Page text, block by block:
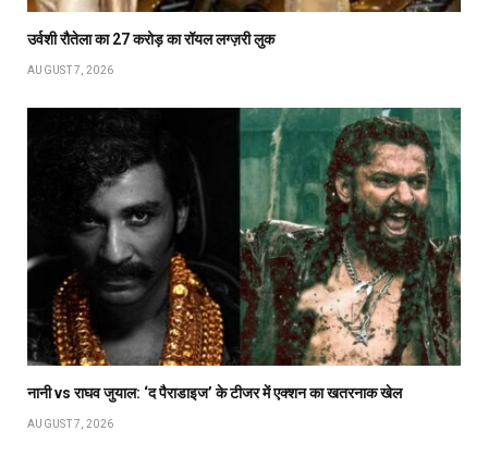
उर्वशी रौतेला का ₹27 करोड़ का रॉयल लग्ज़री लुक
AUGUST 7, 2026
नानी vs राघव जुयाल: ‘द पैराडाइज’ के टीजर में एक्शन का खतरनाक खेल
AUGUST 7, 2026